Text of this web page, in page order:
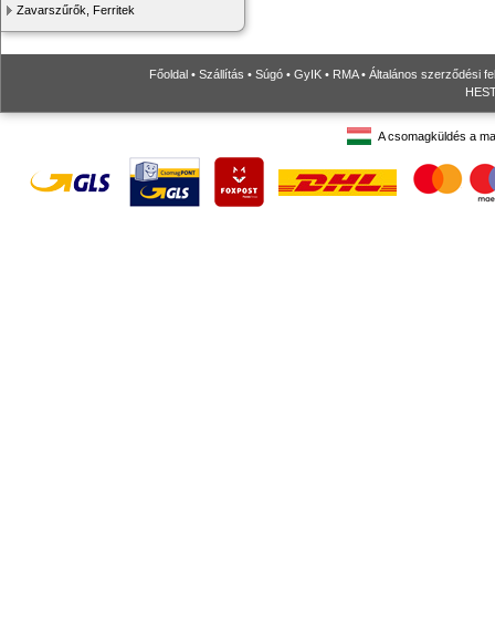
Zavarszűrők, Ferritek
Főoldal • Szállítás • Súgó • GyIK • RMA• Általános szerződési
A csomagküldés a